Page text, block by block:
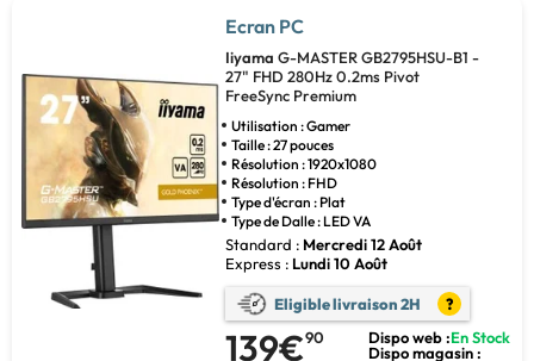
Ecran PC
Iiyama G-MASTER GB2795HSU-B1 -
27" FHD 280Hz 0.2ms Pivot
FreeSync Premium
Utilisation : Gamer
Taille : 27 pouces
Résolution : 1920x1080
Résolution : FHD
Type d'écran : Plat
Type de Dalle : LED VA
Standard : Mercredi 12 Août
Express : Lundi 10 Août
Eligible livraison 2H ?
139€90 Dispo web :En Stock
Dispo magasin :